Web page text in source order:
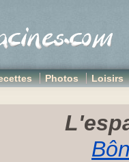
Photos Loisirs